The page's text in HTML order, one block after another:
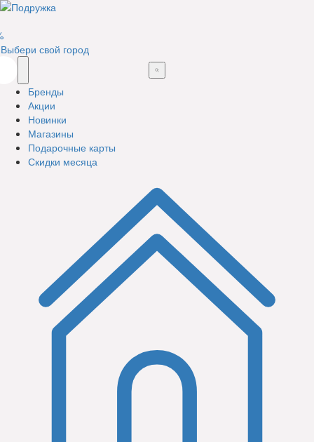
Выбери свой город
Бренды
Акции
Новинки
Магазины
Подарочные карты
Скидки месяца